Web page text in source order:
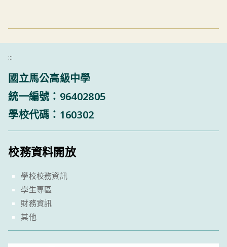
:::
國立馬公高級中學
統一編號：96402805
學校代碼：160302
校務資料開放
學校校務資訊
學生專區
財務資訊
其他